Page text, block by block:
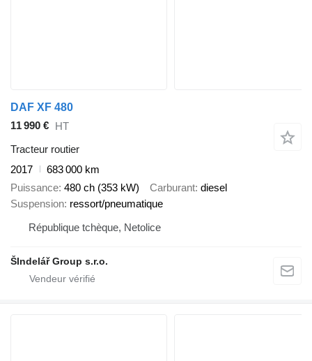
DAF XF 480
11 990 € HT
Tracteur routier
2017
683 000 km
Puissance 480 ch (353 kW) Carburant diesel
Suspension ressort/pneumatique
République tchèque, Netolice
ŠIndelář Group s.r.o.